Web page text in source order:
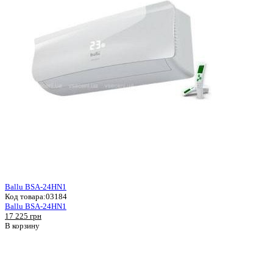
Ballu BSA-24HN1
Код товара:03184
Ballu BSA-24HN1
17 225 грн
В корзину